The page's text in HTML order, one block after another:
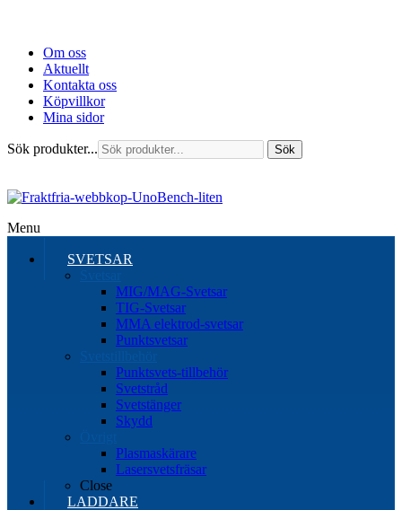
Om oss
Aktuellt
Kontakta oss
Köpvillkor
Mina sidor
Sök produkter... Sök
Menu
SVETSAR
MIG/MAG-Svetsar
TIG-Svetsar
MMA elektrod-svetsar
Punktsvetsar
Punktsvets-tillbehör
Svetstråd
Svetstänger
Skydd
Plasmaskärare
Lasersvetsfräsar
Close
LADDARE